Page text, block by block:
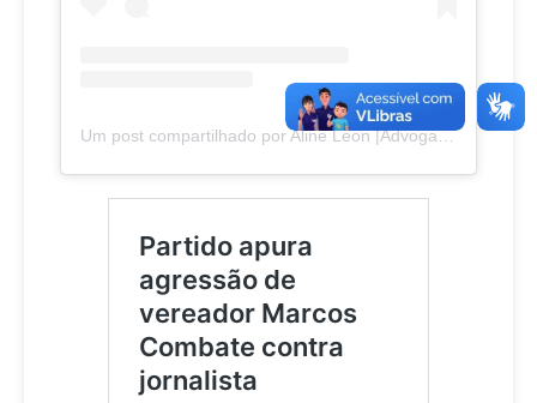
Um post compartilhado por Aline Leon |Advogada de Mulheres